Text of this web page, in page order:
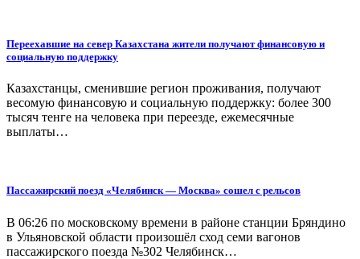
Переехавшие на север Казахстана жители получают финансовую и
социальную поддержку
Казахстанцы, сменившие регион проживания, получают
весомую финансовую и социальную поддержку: более 300
тысяч тенге на человека при переезде, ежемесячные
выплаты…
Пассажирский поезд «Челябинск — Москва» сошел с рельсов
В 06:26 по московскому времени в районе станции Бряндино
в Ульяновской области произошёл сход семи вагонов
пассажирского поезда №302 Челябинск…